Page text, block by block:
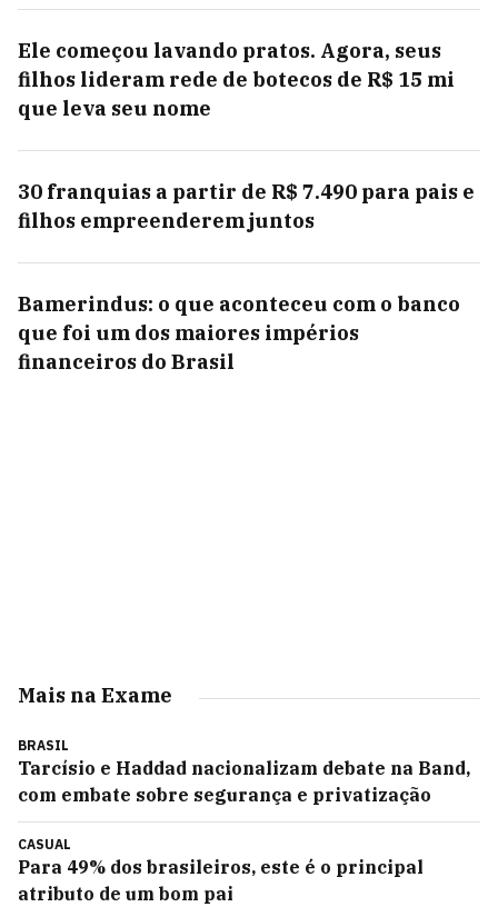
Ele começou lavando pratos. Agora, seus
filhos lideram rede de botecos de R$ 15 mi
que leva seu nome
30 franquias a partir de R$ 7.490 para pais e
filhos empreenderem juntos
Bamerindus: o que aconteceu com o banco
que foi um dos maiores impérios
financeiros do Brasil
Mais na Exame
BRASIL
Tarcísio e Haddad nacionalizam debate na Band,
com embate sobre segurança e privatização
CASUAL
Para 49% dos brasileiros, este é o principal
atributo de um bom pai